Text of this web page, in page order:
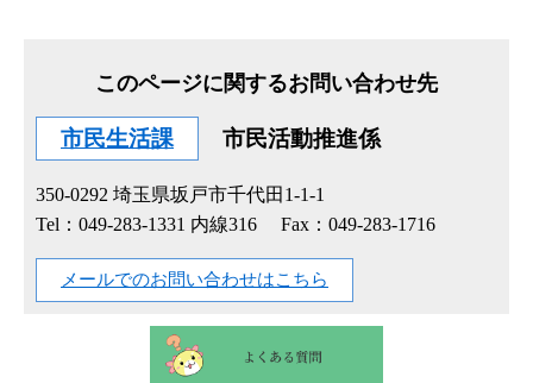
このページに関するお問い合わせ先
市民生活課 市民活動推進係
350-0292 埼玉県坂戸市千代田1-1-1
Tel：049-283-1331 内線316
Fax：049-283-1716
メールでのお問い合わせはこちら